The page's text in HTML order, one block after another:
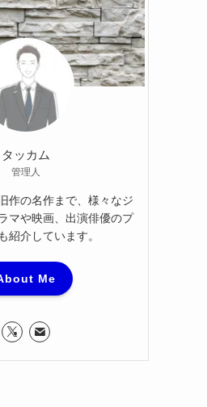
タッカム
管理人
作の名作まで、様々なジ
マや映画、出演俳優のプ
紹介しています。
Me